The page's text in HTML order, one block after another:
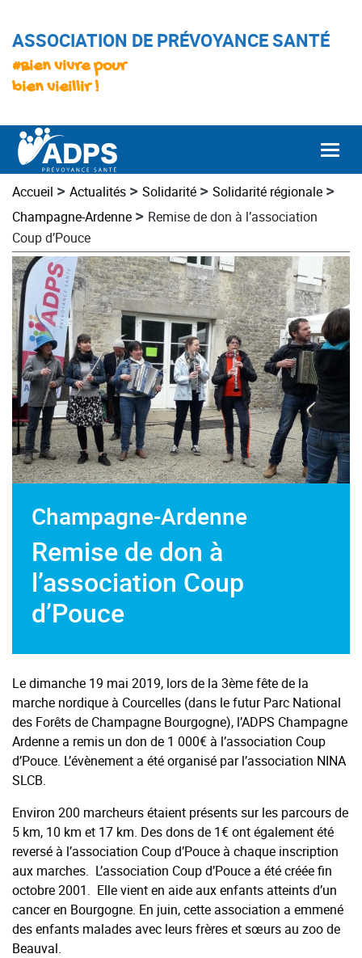
ASSOCIATION DE PRÉVOYANCE SANTÉ
#Bien vivre pour
bien vieillir !
Accueil > Actualités > Solidarité > Solidarité régionale >
Champagne-Ardenne > Remise de don à l’association
Coup d’Pouce
Champagne-Ardenne
Remise de don à
l’association Coup
d’Pouce
Le dimanche 19 mai 2019, lors de la 3ème fête de la
marche nordique à Courcelles (dans le futur Parc National
des Forêts de Champagne Bourgogne), l’ADPS Champagne
Ardenne a remis un don de 1 000€ à l’association Coup
d’Pouce. L’évènement a été organisé par l’association NINA
SLCB.
Environ 200 marcheurs étaient présents sur les parcours de
5 km, 10 km et 17 km. Des dons de 1€ ont également été
reversé à l’association Coup d’Pouce à chaque inscription
aux marches. L’association Coup d’Pouce a été créée fin
octobre 2001. Elle vient en aide aux enfants atteints d’un
cancer en Bourgogne. En juin, cette association a emmené
des enfants malades avec leurs frères et sœurs au zoo de
Beauval.